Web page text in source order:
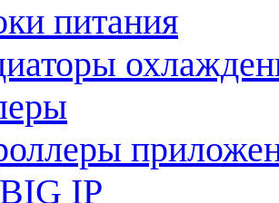
питания
IP